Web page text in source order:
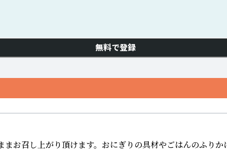
無料で登録
まお召し上がり頂けます。  おにぎりの具材やごはんのふり